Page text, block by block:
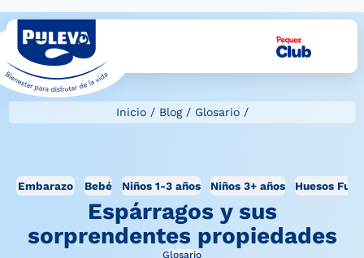
Inicio/ Blog/ Glosario/
Embarazo Bebé Niños 1-3 años Niños 3+ años Huesos
Espárragos y sus
sorprendentes propiedades
Glosario